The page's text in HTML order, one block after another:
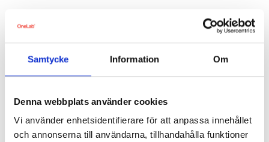
Samtycke Information Om
Denna webbplats använder cookies
Vi använder enhetsidentifierare för att anpassa innehållet
och annonserna till användarna, tillhandahålla funktioner
Förmånsbeskattning av vissa hälsoundersökningar – vad